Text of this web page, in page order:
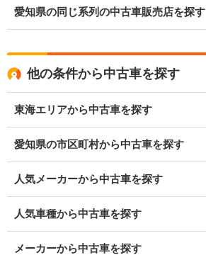
愛知県の同じ系列の中古車販売店を探す
他の条件から中古車を探す
東海エリアから中古車を探す
愛知県の市区町村から中古車を探す
人気メーカーから中古車を探す
人気車種から中古車を探す
メーカーから中古車を探す